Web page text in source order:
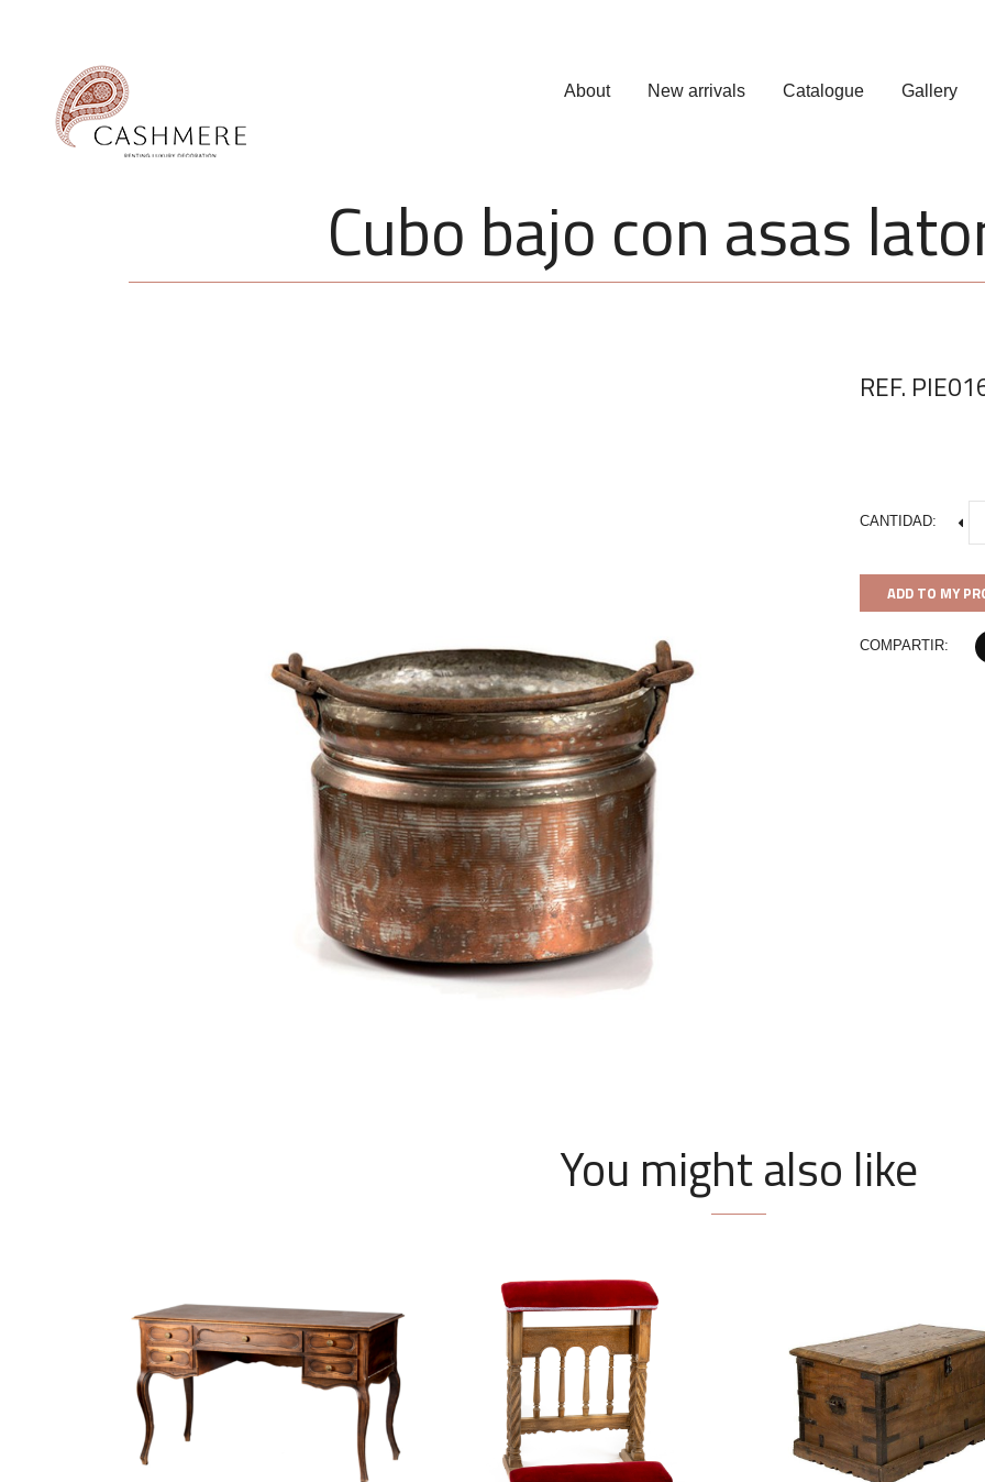
About New arrivals Catalogue Gallery
Cubo bajo con asas
REF.
CANTIDAD:
ADD TO MY
COMPARTIR:
You might also like